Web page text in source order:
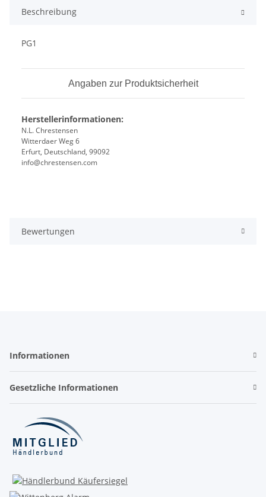
Beschreibung
PG1
Angaben zur Produktsicherheit
Herstellerinformationen:
N.L. Chrestensen
Witterdaer Weg 6
Erfurt, Deutschland, 99092
info@chrestensen.com
Bewertungen
Informationen
Gesetzliche Informationen